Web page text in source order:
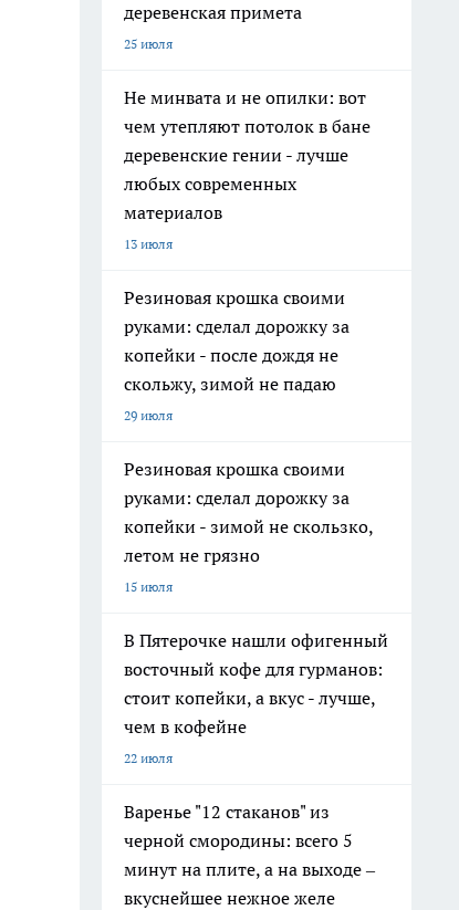
деревенская примета
25 июля
Не минвата и не опилки: вот
чем утепляют потолок в бане
деревенские гении - лучше
любых современных
материалов
13 июля
Резиновая крошка своими
руками: сделал дорожку за
копейки - после дождя не
скольжу, зимой не падаю
29 июля
Резиновая крошка своими
руками: сделал дорожку за
копейки - зимой не скользко,
летом не грязно
15 июля
В Пятерочке нашли офигенный
восточный кофе для гурманов:
стоит копейки, а вкус - лучше,
чем в кофейне
22 июля
Варенье "12 стаканов" из
черной смородины: всего 5
минут на плите, а на выходе –
вкуснейшее нежное желе